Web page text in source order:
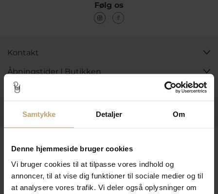
Samtykke Detaljer Om
Denne hjemmeside bruger cookies
Vi bruger cookies til at tilpasse vores indhold og
annoncer, til at vise dig funktioner til sociale medier og til
at analysere vores trafik. Vi deler også oplysninger om
Følg os
Kontakt
Åbningstider I Butikken
Information
Betalingsmuligheder